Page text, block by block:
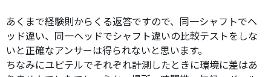
あくまで経験則からくる返答ですので、同一シャフトでヘ
ッド違い、同一ヘッドでシャフト違いの比較テストをしな
いと正確なアンサーは得られないと思います。
ちなみにユピテルでそれぞれ計測したときに環境に差はあ